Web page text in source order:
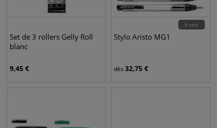
Set de 3 rollers Gelly Roll
blanc
9,45 €
9 sets
Stylo Aristo MG1
dès 32,75 €